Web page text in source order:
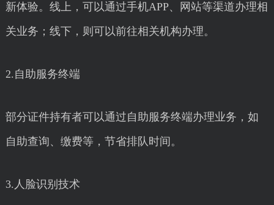
新体验。线上，可以通过手机APP、网站等渠道办理相
关业务；线下，则可以前往相关机构办理。
2.自助服务终端
部分证件持有者可以通过自助服务终端办理业务，如
自助查询、缴费等，节省排队时间。
3.人脸识别技术